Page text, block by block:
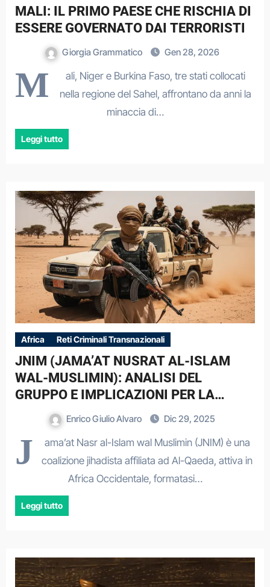
MALI: IL PRIMO PAESE CHE RISCHIA DI
ESSERE GOVERNATO DAI TERRORISTI
Giorgia Grammatico Gen 28, 2026
M
ali, Niger e Burkina Faso, tre stati collocati
nella regione del Sahel, affrontano da anni la
minaccia di…
Leggi tutto
Africa Reti Criminali Transnazionali
JNIM (JAMA’AT NUSRAT AL-ISLAM
WAL-MUSLIMIN): ANALISI DEL
GRUPPO E IMPLICAZIONI PER LA
SICUREZZA ITALIANA
Enrico Giulio Alvaro Dic 29, 2025
J
ama’at Nasr al-Islam wal Muslimin (JNIM) è una
coalizione jihadista affiliata ad Al-Qaeda, attiva in
Africa Occidentale, formatasi…
Leggi tutto